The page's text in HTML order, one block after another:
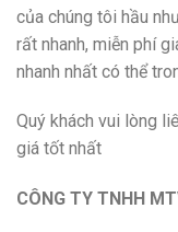
của chúng tôi hầu
rất nhanh, miễn phí
nhanh nhất có thể
Quý khách vui lòng
giá tốt nhất
CÔNG TY TNHH